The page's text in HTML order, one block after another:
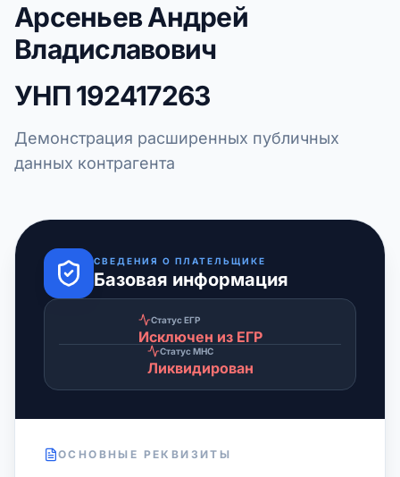
Арсеньев Андрей
Владиславович
УНП192417263
Демонстрация расширенных публичных
данных контрагента
СВЕДЕНИЯ О ПЛАТЕЛЬЩИКЕ
Базовая информация
Статус ЕГР
Исключен из ЕГР
Статус МНС
Ликвидирован
ОСНОВНЫЕ РЕКВИЗИТЫ